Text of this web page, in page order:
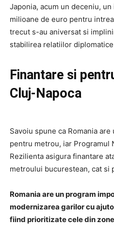
Japonia, acum un deceniu,
milioane de euro pentru
trecut s-au aniversat si
stabilirea relatiilor
Finantare si
Cluj-Napoca
Savoiu spune ca Romania
pentru metrou, iar Programul
Rezilienta asigura finantare
metroului bucurestean, cat si
Romania are un program
modernizarea garilor cu
fiind prioritizate cele din